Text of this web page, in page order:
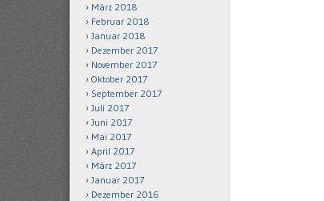
März 2018
Februar 2018
Januar 2018
Dezember 2017
November 2017
Oktober 2017
September 2017
Juli 2017
Juni 2017
Mai 2017
April 2017
März 2017
Januar 2017
Dezember 2016